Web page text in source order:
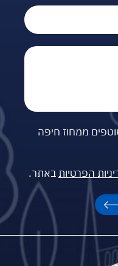
ממחוז חיפה
הפרטיות באתר.